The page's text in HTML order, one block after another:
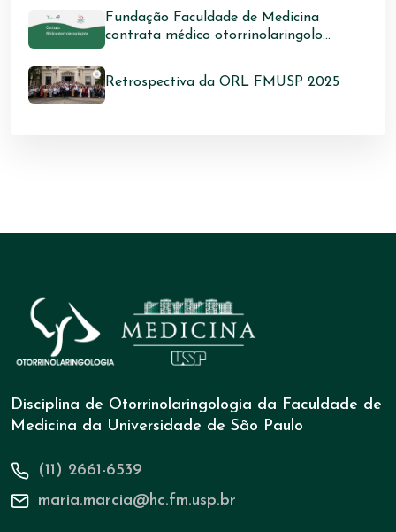
Fundação Faculdade de Medicina
contrata médico otorrinolaringolo...
Retrospectiva da ORL FMUSP 2025
Disciplina de Otorrinolaringologia da Faculdade de
Medicina da Universidade de São Paulo
(11) 2661-6539
maria.marcia@hc.fm.usp.br